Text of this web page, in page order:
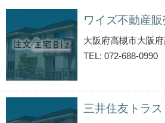
ワイズ不動産
大阪府高槻市大阪
TEL: 072-688-0990